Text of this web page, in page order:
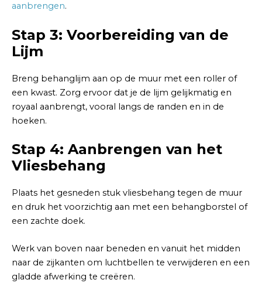
aanbrengen.
Stap 3: Voorbereiding van de
Lijm
Breng behanglijm aan op de muur met een roller of
een kwast. Zorg ervoor dat je de lijm gelijkmatig en
royaal aanbrengt, vooral langs de randen en in de
hoeken.
Stap 4: Aanbrengen van het
Vliesbehang
Plaats het gesneden stuk vliesbehang tegen de muur
en druk het voorzichtig aan met een behangborstel of
een zachte doek.
Werk van boven naar beneden en vanuit het midden
naar de zijkanten om luchtbellen te verwijderen en een
gladde afwerking te creëren.